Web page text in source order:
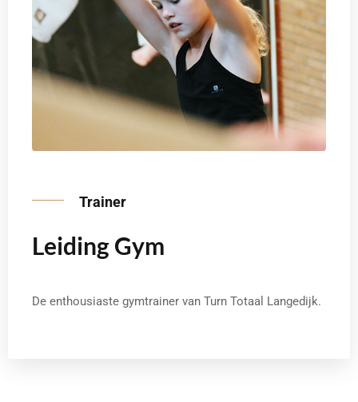
Trainer
Leiding Gym
De enthousiaste gymtrainer van Turn Totaal Langedijk.